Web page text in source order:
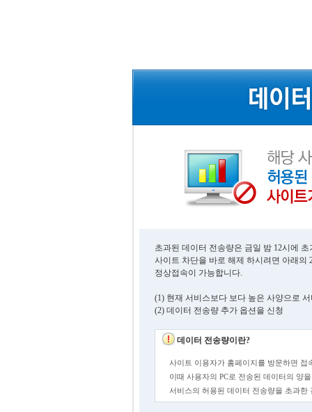
초과된 데이터 전송량은 금일 밤 12시에
사이트 차단을 바로 해제 하시려면 아래의
정상접속이 가능합니다.
(1) 현재 서비스보다 보다 높은 사양으로
(2) 데이터 전송량 추가 옵션을 신청
데이터 전송량이란?
사이트 이용자가 홈페이지를 방문하면 접
이때 사용자의 PC로 전송된 데이터의 양
서비스의 허용된 데이터 전송량을 초과